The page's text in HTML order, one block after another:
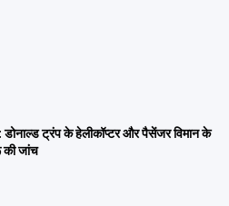
ट्रंप के हेलीकॉप्टर और पैसेंजर विमान के
जांच